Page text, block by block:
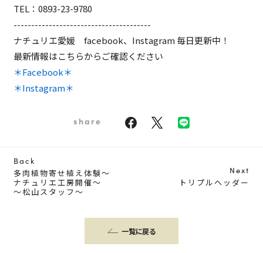
TEL：0893-23-9780
---------------------------------------
ナチュリエ愛媛 facebook、Instagram 毎日更新中！
最新情報はこちらからご確認ください
＊Facebook＊
＊Instagram＊
share
Back
多肉植物寄せ植え体験〜
ナチュリエ工房開催～
～松山スタッフ～
一覧に戻る
Next
トリプルヘッダー